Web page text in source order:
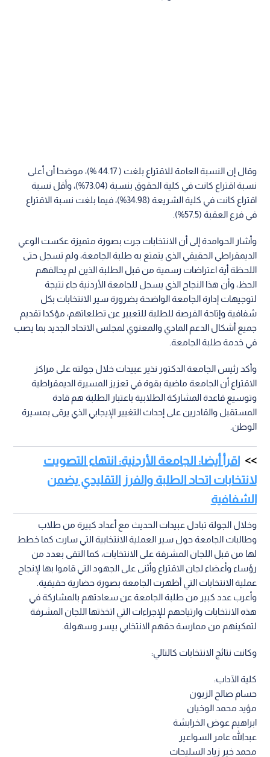
وقال إن النسبة العامة للاقتراع بلغت ( 44.17 %)، موضحا أن أعلى
نسبة اقتراع كانت في كلية الحقوق بنسبة (73.04%)، وأقل نسبة
اقتراع كانت في كلية الشريعة (34.98%)، فيما بلغت نسبة الاقتراع
في فرع العقبة (57.5%).
وأشار الحوامدة إلى أن الانتخابات جرت بصورة متميزة عكست الوعي
الديمقراطي الحقيقي الذي يتمتع به طلبة الجامعة، ولم تسجل حتى
اللحظة أية اعتراضات رسمية من قبل الطلبة الذين لم يحالفهم
الحظ، وأن هذا النجاح الذي يسجل للجامعة الأردنية جاء نتيجة
لتوجيهات إدارة الجامعة الواضحة بضرورة سير الانتخابات بكل
شفافية وإتاحة الفرصة للطلبة للتعبير عن تطلعاتهم، مؤكدا تقديم
جميع أشكال الدعم المادي والمعنوي لمجلس الاتحاد الجديد بما يصب
في خدمة طلبة الجامعة.
وأكد رئيس الجامعة الدكتور نذير عبيدات خلال جولته على مراكز
الاقتراع أن الجامعة ماضية بقوة في تعزيز المسيرة الديمقراطية
وتوسيع قاعدة المشاركة الطلابية باعتبار الطلبة هم قادة
المستقبل والقادرين على إحداث التغيير الإيجابي الذي يرقى بمسيرة
الوطن.
اقرأ أيضا: الجامعة الأردنية: انتهاء التصويت
لانتخابات اتحاد الطلبة والفرز التقليدي يضمن
الشفافية
وخلال الجولة تبادل عبيدات الحديث مع أعداد كبيرة من طلاب
وطالبات الجامعة حول سير العملية الانتخابية التي سارت كما خطط
لها من قبل اللجان المشرفة على الانتخابات، كما التقى بعدد من
رؤساء وأعضاء لجان الاقتراع وأثنى على الجهود التي قاموا بها لإنجاح
عملية الانتخابات التي أظهرت الجامعة بصورة حضارية حقيقية.
وأعرب عدد كبير من طلبة الجامعة عن سعادتهم بالمشاركة في
هذه الانتخابات وارتياحهم للإجراءات التي اتخذتها اللجان المشرفة
لتمكينهم من ممارسة حقهم الانتخابي بيسر وسهولة.
وكانت نتائج الانتخابات كالتالي:
كلية الآداب:
حسام صالح الزبون
مؤيد محمد الوخيان
ابراهيم عوض الخرابشة
عبدالله عامر السواعير
محمد خير زياد السليحات